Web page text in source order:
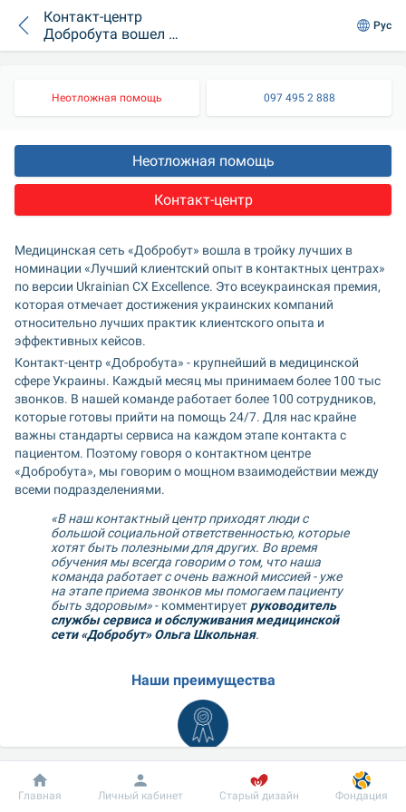
Контакт-центр
Добробута вошел в
тройку лучших
Рус
Неотложная помощь 097 495 2 888
Неотложная помощь
Контакт-центр
Медицинская сеть «Добробут» вошла в тройку лучших в
номинации «Лучший клиентский опыт в контактных центрах»
по версии Ukrainian CX Excellence. Это всеукраинская премия,
которая отмечает достижения украинских компаний
относительно лучших практик клиентского опыта и
эффективных кейсов.
Контакт-центр «Добробута» - крупнейший в медицинской
сфере Украины. Каждый месяц мы принимаем более 100 тыс
звонков. В нашей команде работает более 100 сотрудников,
которые готовы прийти на помощь 24/7. Для нас крайне
важны стандарты сервиса на каждом этапе контакта с
пациентом. Поэтому говоря о контактном центре
«Добробута», мы говорим о мощном взаимодействии между
всеми подразделениями.
«В наш контактный центр приходят люди с
большой социальной ответственностью, которые
хотят быть полезными для других. Во время
обучения мы всегда говорим о том, что наша
команда работает с очень важной миссией - уже
на этапе приема звонков мы помогаем пациенту
быть здоровым» - комментирует руководитель
службы сервиса и обслуживания медицинской
сети «Добробут» Ольга Школьная.
Наши преимущества
Высокая квалификация
Широкий спектр специальностей
Добробут Информация Пациенту
Главная Личный кабинет Старый дизайн Фондация